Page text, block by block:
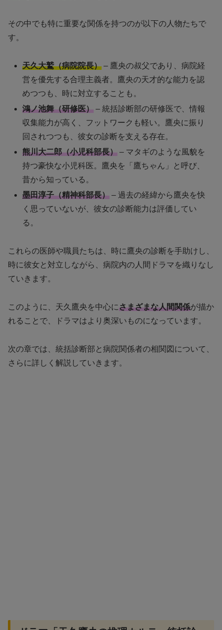
その中でも特に重要な関係を持つのが以下の人物たちで
す。
天久大鷲（病院院長） – 鷹央の叔父であり、病院経
営を優先する合理主義者。鷹央の天才的な能力を認
めつつも、時に対立することも。
鴻ノ池舞（研修医） – 統括診断部の研修医で、情報
収集能力が高く、フットワークも軽い。鷹央に振り
回されつつも、彼女の診断を支える存在。
熊川大二郎（小児科部長） – マタギのような風貌を
持つ豪快な小児科医。鷹央を「鷹ちゃん」と呼び、
昔から知っている。
墨田淳子（精神科部長） – 過去の経緯から鷹央を快
く思っていないが、彼女の診断能力は評価してい
る。
これらの医師や職員たちは、時に鷹央の診断を手助けし、
時に彼女と対立しながら、病院内の人間ドラマを織りなし
ていきます。
このように、天久鷹央を中心にさまざまな人間関係が描か
れることで、ドラマはより奥深いものになっています。
次の章では、統括診断部と病院関係者の相関図について、
さらに詳しく解説していきます。